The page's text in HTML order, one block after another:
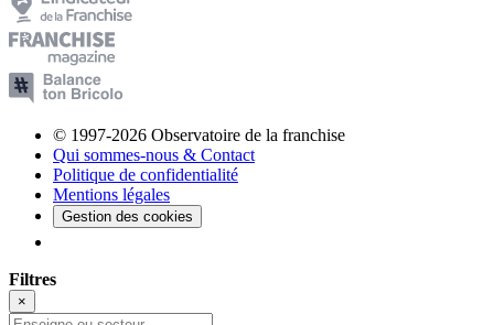
© 1997-2026 Observatoire de la franchise
Qui sommes-nous & Contact
Politique de confidentialité
Mentions légales
Gestion des cookies
Filtres
×